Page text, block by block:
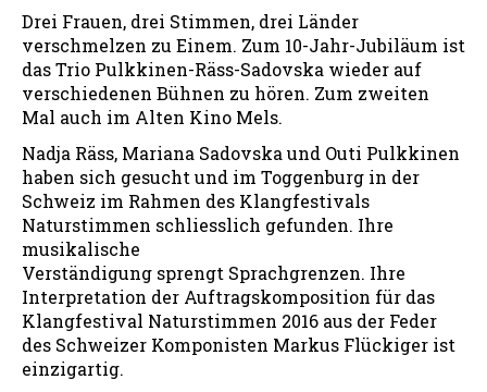
Drei Frauen, drei Stimmen, drei Länder
verschmelzen zu Einem. Zum 10-Jahr-Jubiläum ist
das Trio Pulkkinen-Räss-Sadovska wieder auf
verschiedenen Bühnen zu hören. Zum zweiten
Mal auch im Alten Kino Mels.
Nadja Räss, Mariana Sadovska und Outi Pulkkinen
haben sich gesucht und im Toggenburg in der
Schweiz im Rahmen des Klangfestivals
Naturstimmen schliesslich gefunden. Ihre
musikalische
Verständigung sprengt Sprachgrenzen. Ihre
Interpretation der Auftragskomposition für das
Klangfestival Naturstimmen 2016 aus der Feder
des Schweizer Komponisten Markus Flückiger ist
einzigartig.